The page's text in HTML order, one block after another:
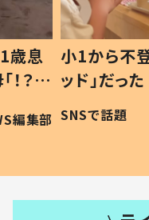
歳息
？」
編集部
小1から不
ッド」だっ
作り続け
#令和の子
SNSで話題